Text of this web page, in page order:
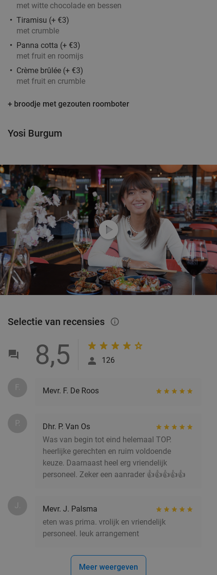
met witte chocolade en bessen
Tiramisu (+ €3)
met crumble
Panna cotta (+ €3)
met fruit en roomijs
Crème brûlée (+ €3)
met fruit en crumble
+ broodje met gezouten roomboter
Yosi Burgum
play_circle
Selectie van recensies info_outlined
8,5 126
F. Mevr. F. De Roos
P.
Dhr. P. Van Os
Was van begin tot eind helemaal TOP.
heerlijke gerechten en ruim voldoende
keuze. Daarnaast heel erg vriendelijk
personeel. Zeker een aanrader 👍👍👍👍👍
J.
Mevr. J. Palsma
eten was prima. vrolijk en vriendelijk
personeel. leuk arrangement
Meer weergeven